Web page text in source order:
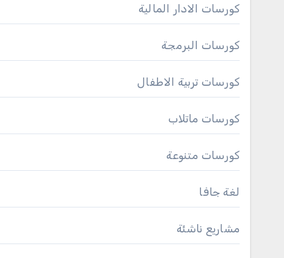
كورسات الادار المالية
كورسات البرمجة
كورسات تربية الاطفال
كورسات ماتلاب
كورسات متنوعة
لغة جافا
مشاريع ناشئة